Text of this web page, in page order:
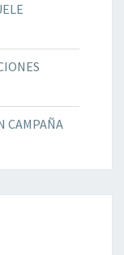
CAMPAÑA